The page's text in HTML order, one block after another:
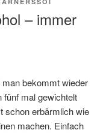
– immer
bekommt wieder
fünf mal gewichtelt
schon erbärmlich wie
machen. Einfach